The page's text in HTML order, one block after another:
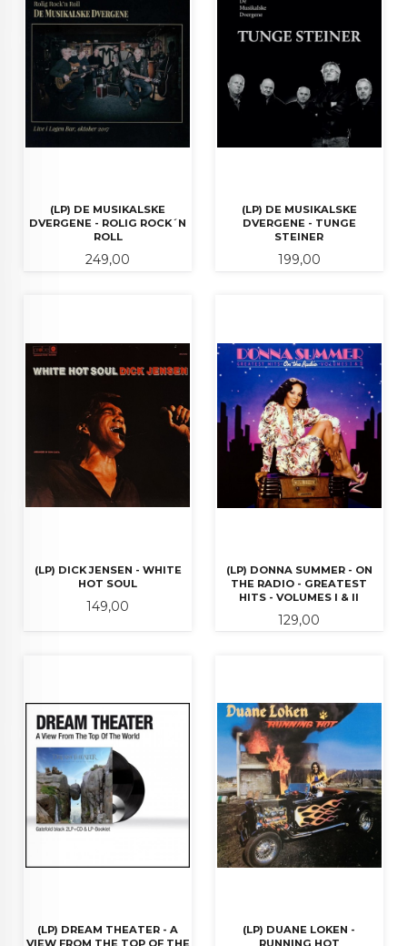
(LP) DE MUSIKALSKE
DVERGENE - ROLIG ROCK´N
ROLL
Pris
249,00
(LP) DE MUSIKALSKE
DVERGENE - TUNGE
STEINER
Pris
199,00
(LP) DICK JENSEN - WHITE
HOT SOUL
Pris
149,00
(LP) DONNA SUMMER - ON
THE RADIO - GREATEST
HITS - VOLUMES I & II
Pris
129,00
(LP) DREAM THEATER - A
VIEW FROM THE TOP OF THE
(LP) DUANE LOKEN -
RUNNING HOT